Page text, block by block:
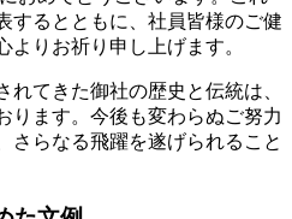
するとともに、社員皆様のご健
りお祈り申し上げます。
てきた御社の歴史と伝統は、
ります。今後も変わらぬご努力
さらなる飛躍を遂げられること